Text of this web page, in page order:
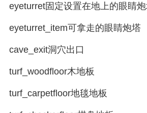
eyeturret固定设置在地上的眼睛
eyeturret_item可拿走的眼睛炮塔
cave_exit洞穴出口
turf_woodfloor木地板
turf_carpetfloor地毯地板